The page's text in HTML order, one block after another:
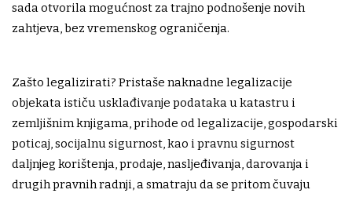
sada otvorila mogućnost za trajno podnošenje novih
zahtjeva, bez vremenskog ograničenja.
Zašto legalizirati? Pristaše naknadne legalizacije
objekata ističu usklađivanje podataka u katastru i
zemljišnim knjigama, prihode od legalizacije, gospodarski
poticaj, socijalnu sigurnost, kao i pravnu sigurnost
daljnjeg korištenja, prodaje, nasljeđivanja, darovanja i
drugih pravnih radnji, a smatraju da se pritom čuvaju